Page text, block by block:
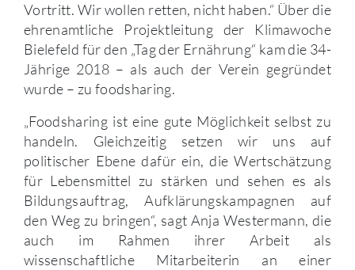
Vortritt. Wir wollen retten, nicht haben.“ Über die
ehrenamtliche Projektleitung der Klimawoche
Bielefeld für den „Tag der Ernährung“ kam die 34-
Jährige 2018 – als auch der Verein gegründet
wurde – zu foodsharing.
„Foodsharing ist eine gute Möglichkeit selbst zu
handeln. Gleichzeitig setzen wir uns auf
politischer Ebene dafür ein, die Wertschätzung
für Lebensmittel zu stärken und sehen es als
Bildungsauftrag, Aufklärungskampagnen auf
den Weg zu bringen“, sagt Anja Westermann, die
auch im Rahmen ihrer Arbeit als
wissenschaftliche Mitarbeiterin an einer